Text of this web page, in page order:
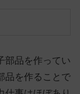
部品を作ってい
品を作ることで